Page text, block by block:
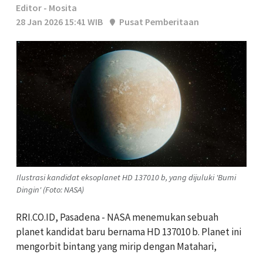
Editor - Mosita
28 Jan 2026 15:41 WIB
Pusat Pemberitaan
Ilustrasi kandidat eksoplanet HD 137010 b, yang dijuluki 'Bumi
Dingin' (Foto: NASA)
RRI.CO.ID, Pasadena - NASA menemukan sebuah
planet kandidat baru bernama HD 137010 b. Planet ini
mengorbit bintang yang mirip dengan Matahari,